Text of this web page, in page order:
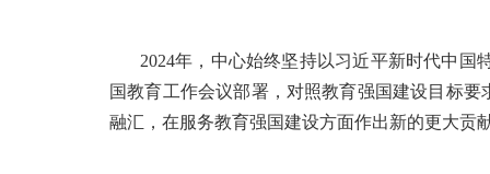
2024年，中心始终坚持以习近平新时代中国
国教育工作会议部署，对照教育强国建设目标
融汇，在服务教育强国建设方面作出新的更大贡